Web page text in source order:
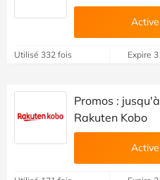
Utilisé 332 fois Expire
Promos :
Rakuten Kobo